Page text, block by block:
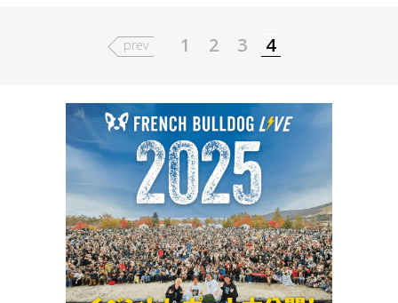
るかなどについて解説していきます。
prev 1 2 3 4